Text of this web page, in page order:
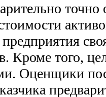
точно
Кроме того,
Оценщики